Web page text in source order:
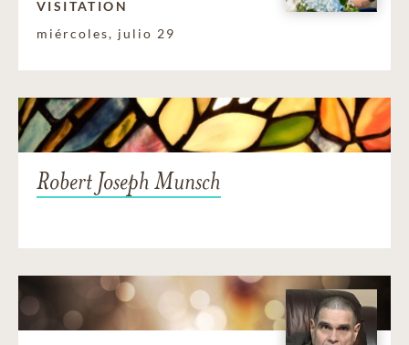
VISITATION
miércoles, julio 29
Robert Joseph Munsch